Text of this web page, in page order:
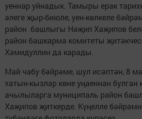
уеннар уйнадык. Тамыры ерак
әлеге җыр-биюле, уен-көлкеле
район башлыгы Нәҗип Хаҗипов
район башкарма комитеты
Хәмидуллин да карады.
Май чабу бәйрәме, шул исәптән, 8
хатын-кызлар көне уңаеннан булган
ачылыларга муниципаль район
Хаҗипов җиткерде. Күңелле